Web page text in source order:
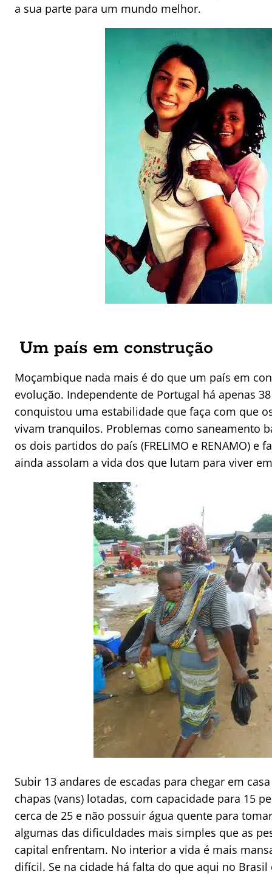
a sua parte para um mundo melhor.
Um país em construção
Moçambique nada mais é do que um país em
evolução. Independente de Portugal há apenas
conquistou uma estabilidade que faça com que
vivam tranquilos. Problemas como saneamento
os dois partidos do país (FRELIMO e RENAMO) e
ainda assolam a vida dos que lutam para viver
Subir 13 andares de escadas para chegar em
chapas (vans) lotadas, com capacidade para 15
cerca de 25 e não possuir água quente para
algumas das dificuldades mais simples que as
capital enfrentam. No interior a vida é mais
difícil. Se na cidade há falta do que aqui no